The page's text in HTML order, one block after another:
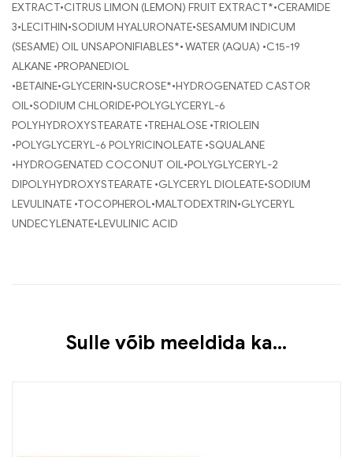
EXTRACT•CITRUS LIMON (LEMON) FRUIT EXTRACT*•CERAMIDE
3•LECITHIN•SODIUM HYALURONATE•SESAMUM INDICUM
(SESAME) OIL UNSAPONIFIABLES*• WATER (AQUA) •C15-19
ALKANE •PROPANEDIOL
•BETAINE•GLYCERIN•SUCROSE*•HYDROGENATED CASTOR
OIL•SODIUM CHLORIDE•POLYGLYCERYL-6
POLYHYDROXYSTEARATE •TREHALOSE •TRIOLEIN
•POLYGLYCERYL-6 POLYRICINOLEATE •SQUALANE
•HYDROGENATED COCONUT OIL•POLYGLYCERYL-2
DIPOLYHYDROXYSTEARATE •GLYCERYL DIOLEATE•SODIUM
LEVULINATE •TOCOPHEROL•MALTODEXTRIN•GLYCERYL
UNDECYLENATE•LEVULINIC ACID
Sulle võib meeldida ka…